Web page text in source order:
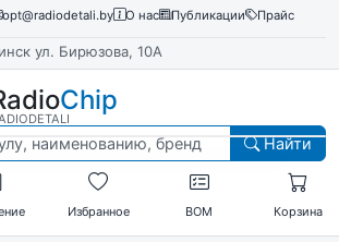
opt@radiodetali.by О нас Публикации
Прайс
ул. Бирюзова, 10А
Chip
Найти
Избранное BOM Корзина